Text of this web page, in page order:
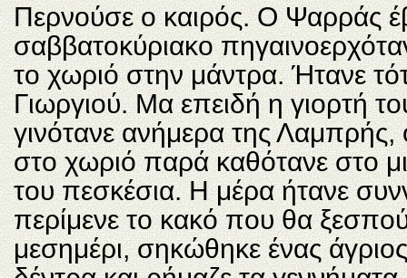
Περνούσε ο καιρός. Ο Ψαρράς
σαββατοκύριακο
το χωριό στην μάντρα. Ήτανε
Γιωργιού. Μα επειδή η γιορτή
γινότανε ανήμερα της Λαμπρής,
στο χωριό παρά καθότανε στο
του πεσκέσια. Η μέρα ήτανε
περίμενε το κακό που θα
μεσημέρι, σηκώθηκε ένας